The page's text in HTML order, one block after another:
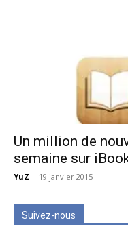
Un million de
semaine sur
YuZ - 19 janvier 2015
Suivez-nous